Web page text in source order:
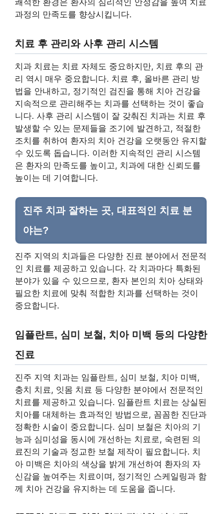
쾌적한 환경은 환자의 심리적인 안정감을 높여 치료
과정의 만족도를 향상시킵니다.
치료 후 관리와 사후 관리 시스템
치과 치료는 치료 자체도 중요하지만, 치료 후의 관
리 역시 매우 중요합니다. 치료 후, 올바른 관리 방
법을 안내하고, 정기적인 검진을 통해 치아 건강을
지속적으로 관리해주는 치과를 선택하는 것이 좋습
니다. 사후 관리 시스템이 잘 갖춰진 치과는 치료 후
발생할 수 있는 문제들을 조기에 발견하고, 적절한
조치를 취하여 환자의 치아 건강을 오랫동안 유지할
수 있도록 돕습니다. 이러한 지속적인 관리 시스템
은 환자의 만족도를 높이고, 치과에 대한 신뢰도를
높이는 데 기여합니다.
진주 치과 잘하는 곳, 대표적인 치료 분
야는?
진주 지역의 치과들은 다양한 진료 분야에서 전문적
인 치료를 제공하고 있습니다. 각 치과마다 특화된
분야가 있을 수 있으므로, 환자 본인의 치아 상태와
필요한 치료에 맞춰 적합한 치과를 선택하는 것이
중요합니다.
임플란트, 심미 보철, 치아 미백 등의 다양한
진료
진주 지역 치과는 임플란트, 심미 보철, 치아 미백,
충치 치료, 잇몸 치료 등 다양한 분야에서 전문적인
치료를 제공하고 있습니다. 임플란트 치료는 상실된
치아를 대체하는 효과적인 방법으로, 꼼꼼한 진단과
정확한 시술이 중요합니다. 심미 보철은 치아의 기
능과 심미성을 동시에 개선하는 치료로, 숙련된 의
료진의 기술과 정교한 보철 제작이 필요합니다. 치
아 미백은 치아의 색상을 밝게 개선하여 환자의 자
신감을 높여주는 치료이며, 정기적인 스케일링과 함
께 치아 건강을 유지하는 데 도움을 줍니다.